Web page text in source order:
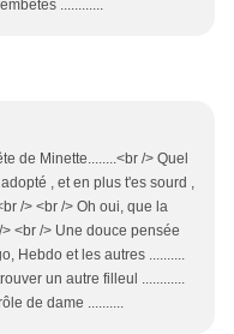
............
de Minette........<br /> Quel
, et en plus t'es sourd ,
/> <br /> Oh oui, que la
<br /> Une douce pensée
Hebdo et les autres ..........
un autre filleul ............
de dame ..........